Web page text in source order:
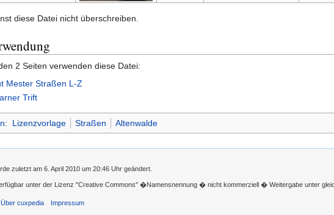
diese Datei nicht überschreiben.
2 Seiten verwenden diese Datei:
Mester Straßen L-Z
Trift
: Lizenzvorlage Straßen Altenwalde
zuletzt am 6. April 2010 um 20:46 Uhr geändert.
unter der Lizenz ''Creative Commons'' �Namensnennung � nicht kommerziell � Weitergabe unter
Über cuxpedia Impressum